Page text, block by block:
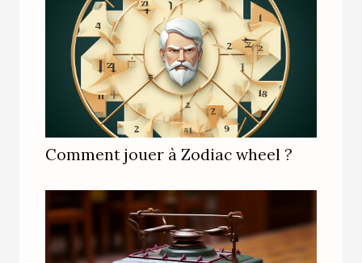
Comment jouer à Zodiac wheel ?